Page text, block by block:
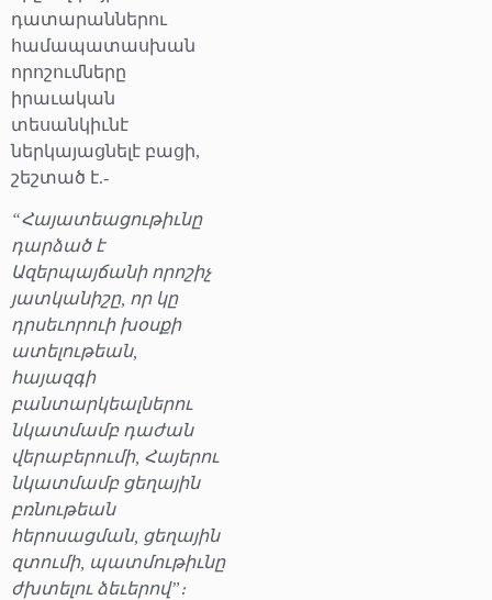
դատարաններու
համապատասխան
որոշումները
իրաւական
տեսանկիւնէ
ներկայացնելէ բացի,
շեշտած է.-
“Հայատեացութիւնը
դարձած է
Ազերպայճանի որոշիչ
յատկանիշը, որ կը
դրսեւորուի խօսքի
ատելութեան,
հայազգի
բանտարկեալներու
նկատմամբ դաժան
վերաբերումի, Հայերու
նկատմամբ ցեղային
բռնութեան
հերոսացման, ցեղային
զտումի, պատմութիւնը
ժխտելու ձեւերով”։